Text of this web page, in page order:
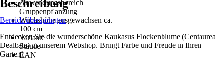
Anwendungsbereich
Gruppenpflanzung
Wuchshöhe ausgewachsen ca.
100 cm
Variante
Staude
EAN
Beschreibung
Bereich überspringen
Entdecken Sie die wunderschöne Kaukasus Flockenblume (Centaurea
Dealbata) in unserem Webshop. Bringt Farbe und Freude in Ihren
Garten!